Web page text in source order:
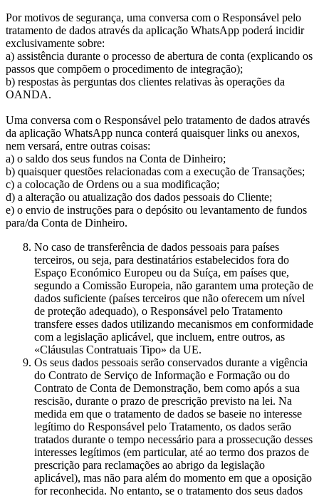
Por motivos de segurança, uma conversa com o Responsável pelo
tratamento de dados através da aplicação WhatsApp poderá incidir
exclusivamente sobre:
a) assistência durante o processo de abertura de conta (explicando os
passos que compõem o procedimento de integração);
b) respostas às perguntas dos clientes relativas às operações da
OANDA.
Uma conversa com o Responsável pelo tratamento de dados através
da aplicação WhatsApp nunca conterá quaisquer links ou anexos,
nem versará, entre outras coisas:
a) o saldo dos seus fundos na Conta de Dinheiro;
b) quaisquer questões relacionadas com a execução de Transações;
c) a colocação de Ordens ou a sua modificação;
d) a alteração ou atualização dos dados pessoais do Cliente;
e) o envio de instruções para o depósito ou levantamento de fundos
para/da Conta de Dinheiro.
No caso de transferência de dados pessoais para países
terceiros, ou seja, para destinatários estabelecidos fora do
Espaço Económico Europeu ou da Suíça, em países que,
segundo a Comissão Europeia, não garantem uma proteção de
dados suficiente (países terceiros que não oferecem um nível
de proteção adequado), o Responsável pelo Tratamento
transfere esses dados utilizando mecanismos em conformidade
com a legislação aplicável, que incluem, entre outros, as
«Cláusulas Contratuais Tipo» da UE.
Os seus dados pessoais serão conservados durante a vigência
do Contrato de Serviço de Informação e Formação ou do
Contrato de Conta de Demonstração, bem como após a sua
rescisão, durante o prazo de prescrição previsto na lei. Na
medida em que o tratamento de dados se baseie no interesse
legítimo do Responsável pelo Tratamento, os dados serão
tratados durante o tempo necessário para a prossecução desses
interesses legítimos (em particular, até ao termo dos prazos de
prescrição para reclamações ao abrigo da legislação
aplicável), mas não para além do momento em que a oposição
for reconhecida. No entanto, se o tratamento dos seus dados